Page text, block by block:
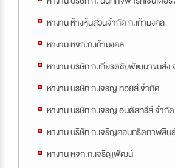
หางาน ห้างหุ้นส่วนจำกัด ก.เก้ามงคล
หางาน หจก.ก.เก้ามงคล
หางาน บริษัท ก.เกียรติชัยพัฒนาขนส่ง
หางาน บริษัท ก.เจริญ ทอยส์ จำกัด
หางาน บริษัท ก.เจริญ อินดัสทรีส์ จำกัด
หางาน บริษัท ก.เจริญคอนกรีตกาฬสิน
หางาน หจก.ก.เจริญพัฒน์